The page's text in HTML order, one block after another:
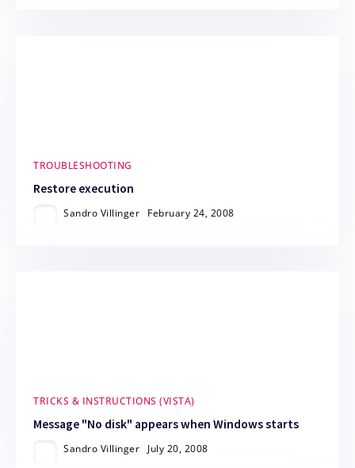
TROUBLESHOOTING
Restore execution
Sandro Villinger February 24, 2008
TRICKS & INSTRUCTIONS (VISTA)
Message "No disk" appears when Windows starts
Sandro Villinger July 20, 2008